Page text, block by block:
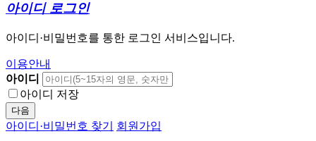
아이디 로그인
아이디·비밀번호를 통한 로그인 서비스입니다.
이용안내
아이디
아이디 저장
다음
아이디·비밀번호 찾기 회원가입